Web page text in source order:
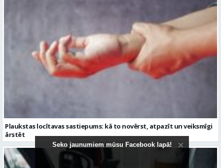
Plaukstas locītavas sastiepums: kā to novērst, atpazīt un veiksmīgi
Seko jaunumiem mūsu Facebook lapā!